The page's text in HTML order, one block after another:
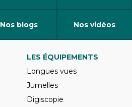
Nos blogs Nos vidéos
LES ÉQUIPEMENTS
Longues vues
Jumelles
Digiscopie